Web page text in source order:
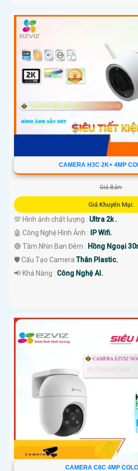
CAMERA H3C 2K+ 4MP
Giá Bán:
Giá Khuyến Mại:
💯 Hình ảnh chất lượng : Ultra 2k .
🤖️ Công Nghệ Hình Ảnh :
IP Wifi.
🔴 Tầm Nhìn Ban Đêm : Hồng Ngoại
🛡 Cấu Tạo CameraThân Plastic.
️📢 Khả Năng : Công Nghệ AI.
CAMERA C8C 4MP